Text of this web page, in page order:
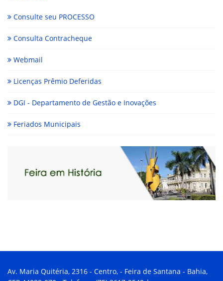
Consulte seu PROCESSO
Consulta Contracheque
Webmail
Licenças Prêmio Deferidas
DGI - Departamento de Gestão e Inovações
Feriados Municipais
Av. Maria Quitéria, 2316 - Centro, - Feira de Santana - Bahia,